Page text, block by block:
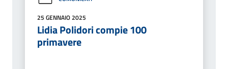
25 GENNAIO 2025
Lidia Polidori compie 100
primavere